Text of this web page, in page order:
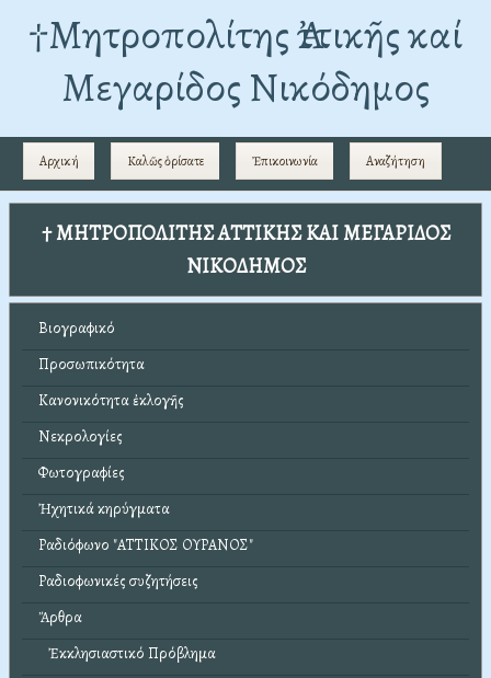
†Mητροπολίτης Ἀττικῆς καί
Μεγαρίδος Νικόδημος
Αρχική Καλῶς ὁρίσατε Ἐπικοινωνία Αναζήτηση
† ΜΗΤΡΟΠΟΛΙΤΗΣ ΑΤΤΙΚΗΣ ΚΑΙ ΜΕΓΑΡΙΔΟΣ
ΝΙΚΟΔΗΜΟΣ
Βιογραφικό
Προσωπικότητα
Κανονικότητα ἐκλογῆς
Νεκρολογίες
Φωτογραφίες
Ἠχητικά κηρύγματα
Ραδιόφωνο "ΑΤΤΙΚΟΣ ΟΥΡΑΝΟΣ"
Ραδιοφωνικές συζητήσεις
Ἄρθρα
Ἐκκλησιαστικό Πρόβλημα